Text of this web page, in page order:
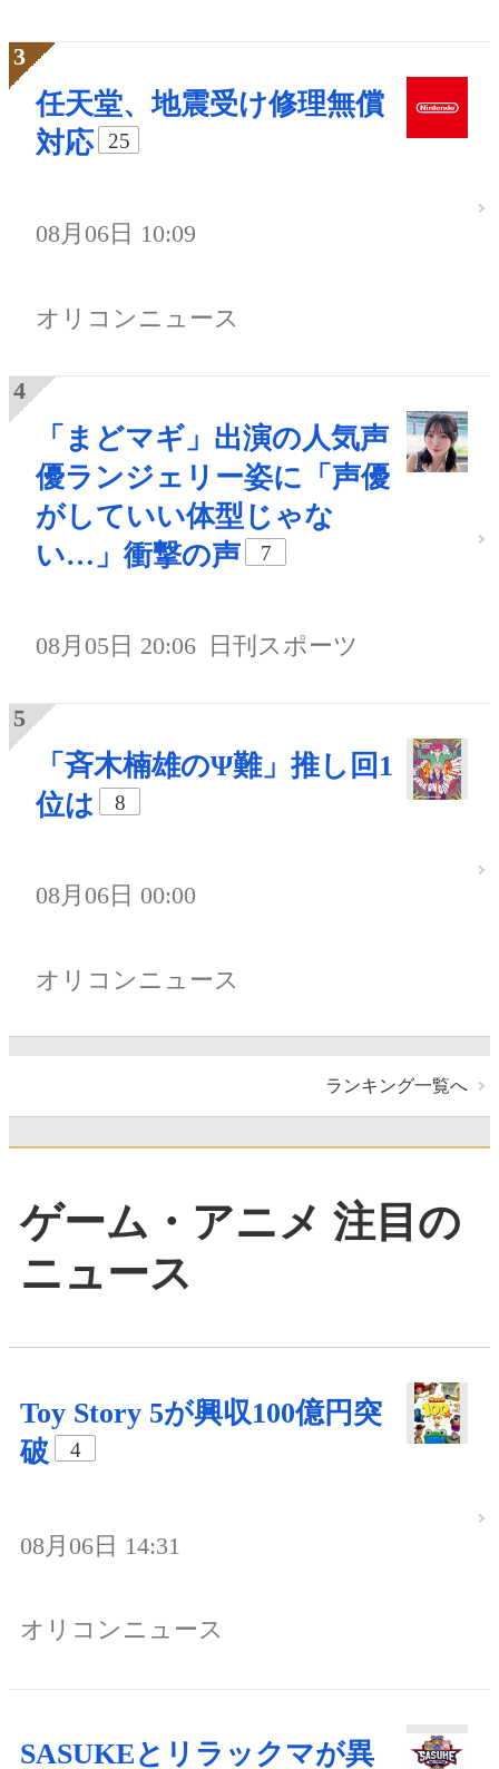
任天堂、地震受け修理無償
対応
25
08月06日 10:09
オリコンニュース
「まどマギ」出演の人気声
優ランジェリー姿に「声優
がしていい体型じゃな
い…」衝撃の声
7
08月05日 20:06 日刊スポーツ
「斉木楠雄のΨ難」推し回1
位は
8
08月06日 00:00
オリコンニュース
ランキング一覧へ
ゲーム・アニメ 注目の
ニュース
Toy Story 5が興収100億円突
破
4
08月06日 14:31
オリコンニュース
SASUKEとリラックマが異